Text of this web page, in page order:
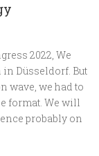
2022, We
Düsseldorf. But
wave, we had to
format. We will
probably on